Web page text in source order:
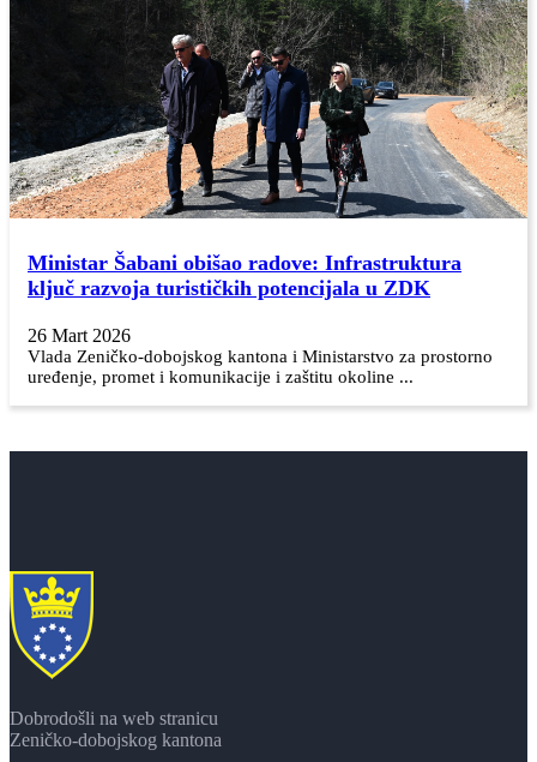
Ministar Šabani obišao radove: Infrastruktura
ključ razvoja turističkih potencijala u ZDK
26 Mart 2026
Vlada Zeničko-dobojskog kantona i Ministarstvo za prostorno
uređenje, promet i komunikacije i zaštitu okoline ...
Dobrodošli na web stranicu
Zeničko-dobojskog kantona